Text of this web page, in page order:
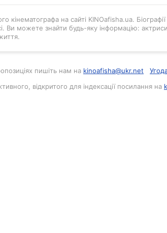
кінематографа на сайті KINOafisha.ua.
Ви можете знайти будь-яку інформацію:
пишіть нам на kinoafisha@ukr.net
відкритого для індексації посилання на